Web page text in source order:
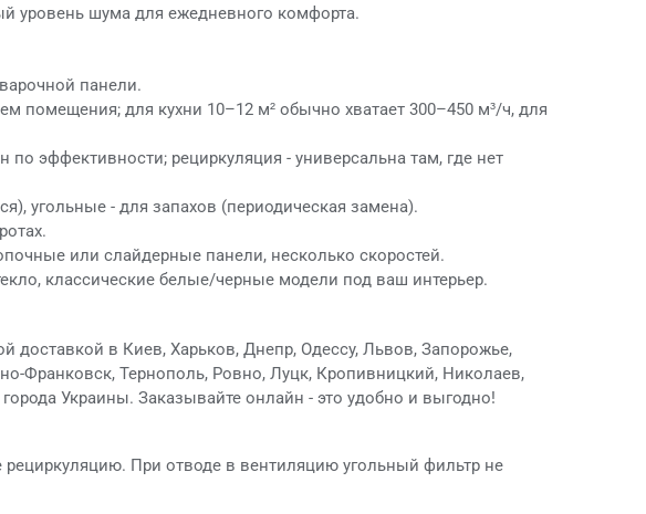
уровень шума для ежедневного комфорта.
панели.
помещения; для кухни 10–12 м² обычно хватает 300–450 м³/ч, для
эффективности; рециркуляция - универсальна там, где нет
угольные - для запахов (периодическая замена).
или слайдерные панели, несколько скоростей.
классические белые/черные модели под ваш интерьер.
доставкой в Киев, Харьков, Днепр, Одессу, Львов, Запорожье,
Франковск, Тернополь, Ровно, Луцк, Кропивницкий, Николаев,
Украины. Заказывайте онлайн - это удобно и выгодно!
рециркуляцию. При отводе в вентиляцию угольный фильтр не